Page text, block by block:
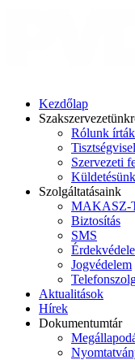
Kezdőlap
Rólunk írták
Szervezeti
Küldetésünk
Szolgáltatásaink
MAKASZ-
Biztosítás
SMS
Jogvédelem
Aktualitások
Hírek
Dokumentumtár